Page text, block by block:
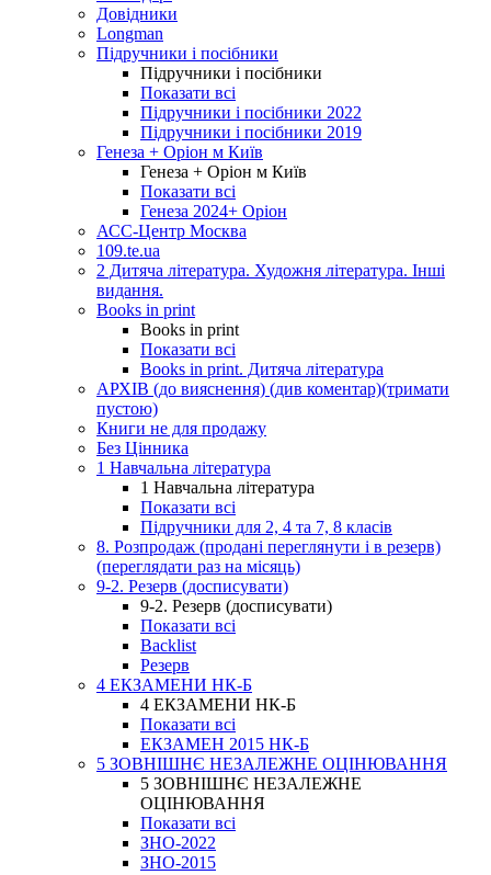
Довідники
Longman
Підручники і посібники
Підручники і посібники
Показати всі
Підручники і посібники 2022
Підручники і посібники 2019
Генеза + Оріон м Київ
Генеза + Оріон м Київ
Показати всі
Генеза 2024+ Оріон
АСС-Центр Москва
109.te.ua
2 Дитяча література. Художня література. Інші
видання.
Books in print
Books in print
Показати всі
Books in print. Дитяча література
АРХІВ (до вияснення) (див коментар)(тримати
пустою)
Книги не для продажу
Без Цінника
1 Навчальна література
1 Навчальна література
Показати всі
Підручники для 2, 4 та 7, 8 класів
8. Розпродаж (продані переглянути і в резерв)
(переглядати раз на місяць)
9-2. Резерв (досписувати)
9-2. Резерв (досписувати)
Показати всі
Backlist
Резерв
4 ЕКЗАМЕНИ НК-Б
4 ЕКЗАМЕНИ НК-Б
Показати всі
ЕКЗАМЕН 2015 НК-Б
5 ЗОВНІШНЄ НЕЗАЛЕЖНЕ ОЦІНЮВАННЯ
5 ЗОВНІШНЄ НЕЗАЛЕЖНЕ
ОЦІНЮВАННЯ
Показати всі
ЗНО-2022
ЗНО-2015